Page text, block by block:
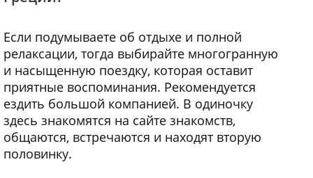
Если подумываете об отдыхе и полной
релаксации, тогда выбирайте многогранную
и насыщенную поездку, которая оставит
приятные воспоминания. Рекомендуется
ездить большой компанией. В одиночку
здесь знакомятся на сайте знакомств,
общаются, встречаются и находят вторую
половинку.